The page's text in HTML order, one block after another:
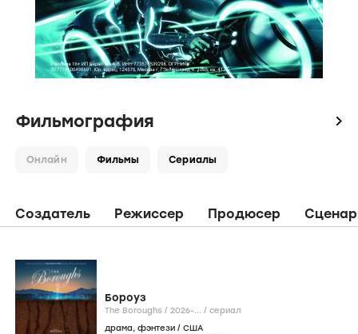
Фильмография icon
Онлайн Фильмы Сериалы
Создатель Режиссер Продюсер
Бороуз
The Boroughs / 2026-... / сериал
драма, фэнтези / США